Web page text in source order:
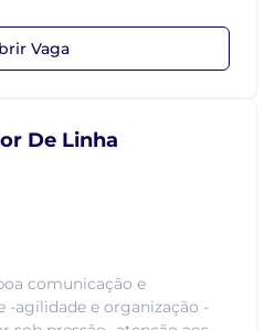
Vaga
De Linha
comunicação e
-agilidade e organização -